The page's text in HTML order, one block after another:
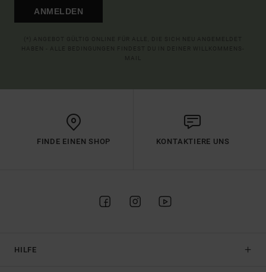
ANMELDEN
FINDE EINEN SHOP KONTAKTIERE UNS
HILFE